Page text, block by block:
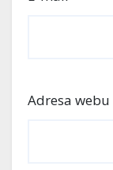
Adresa webu